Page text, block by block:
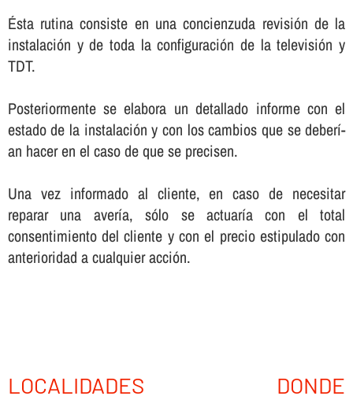
Ésta rutina consiste en una concienzuda revisión de la
instalación y de toda la configuración de la televisión y
TDT.
Posteriormente se elabora un detallado informe con el
estado de la instalación y con los cambios que se deberí­
an hacer en el caso de que se precisen.
Una vez informado al cliente, en caso de necesitar
reparar una averí­a, sólo se actuarí­a con el total
consentimiento del cliente y con el precio estipulado con
anterioridad a cualquier acción.
LOCALIDADES DONDE